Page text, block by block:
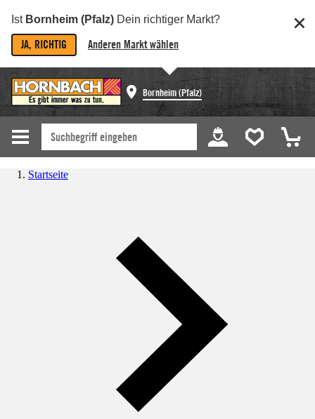
Ist Bornheim (Pfalz) Dein richtiger Markt?
JA, RICHTIG Anderen Markt wählen
Bornheim (Pfalz)
Startseite